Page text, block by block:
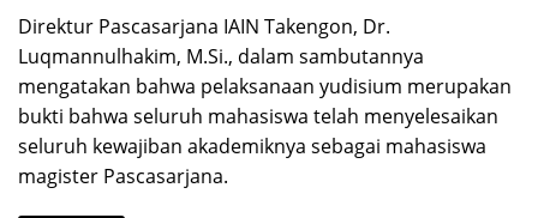
Direktur Pascasarjana IAIN Takengon, Dr.
Luqmannulhakim, M.Si., dalam sambutannya
mengatakan bahwa pelaksanaan yudisium merupakan
bukti bahwa seluruh mahasiswa telah menyelesaikan
seluruh kewajiban akademiknya sebagai mahasiswa
magister Pascasarjana.